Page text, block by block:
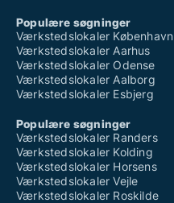
Populære søgninger
Værkstedslokaler København
Værkstedslokaler Aarhus
Værkstedslokaler Odense
Værkstedslokaler Aalborg
Værkstedslokaler Esbjerg
Populære søgninger
Værkstedslokaler Randers
Værkstedslokaler Kolding
Værkstedslokaler Horsens
Værkstedslokaler Vejle
Værkstedslokaler Roskilde